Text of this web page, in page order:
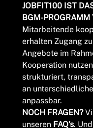
JOBFIT100 IST
BGM-
Mitarbeitende
erhalten Zugang
Angebote im
Kooperation
strukturiert,
an
anpassbar.
NOCH FRAGEN?
unseren FAQ's.